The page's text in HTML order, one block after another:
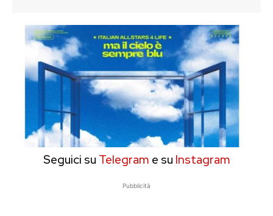
Seguici su Telegram e su Instagram
Pubblicità